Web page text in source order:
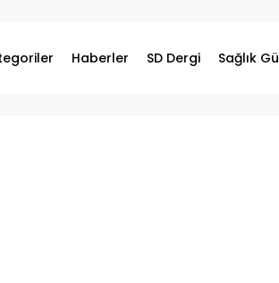
Haberler SD Dergi Sağlık